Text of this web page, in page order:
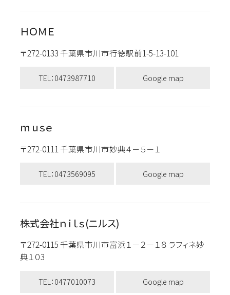
ＨＯＭＥ
〒272-0133 千葉県市川市行徳駅前1-5-13-101
TEL：0473987710 Google map
ｍｕｓｅ
〒272-0111 千葉県市川市妙典４－５－１
TEL：0473569095 Google map
株式会社ｎｉｌｓ(ニルス)
〒272-0115 千葉県市川市富浜１－２－１８ ラフィネ妙
典１０3
TEL：0477010073 Google map